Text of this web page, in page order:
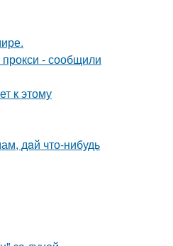
- сообщили
к этому
дaй что-нибудь